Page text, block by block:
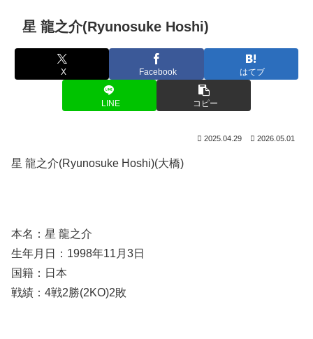
星 龍之介(Ryunosuke Hoshi)
X Facebook はてブ
LINE コピー
2025.04.29 2026.05.01
星 龍之介(Ryunosuke Hoshi)(大橋)
本名：星 龍之介
生年月日：1998年11月3日
国籍：日本
戦績：4戦2勝(2KO)2敗